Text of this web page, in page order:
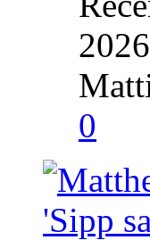
0